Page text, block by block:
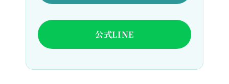
公式LINE